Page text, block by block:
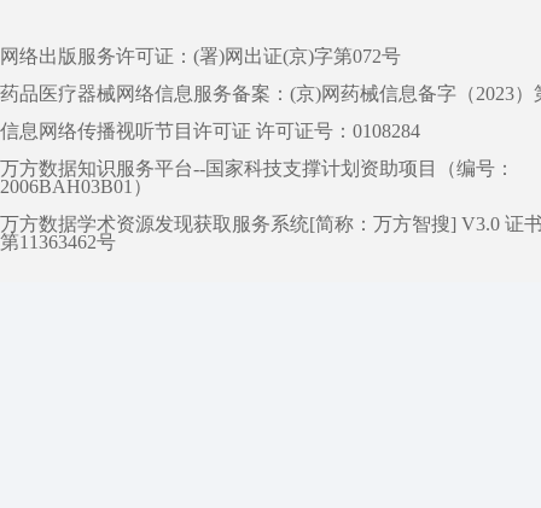
网络出版服务许可证：(署)网出证(京)字第072号
药品医疗器械网络信息服务备案：(京)网药械信息备字（2023）
信息网络传播视听节目许可证 许可证号：0108284
万方数据知识服务平台--国家科技支撑计划资助项目（编号：
2006BAH03B01）
万方数据学术资源发现获取服务系统[简称：万方智搜] V3.0 证
第11363462号